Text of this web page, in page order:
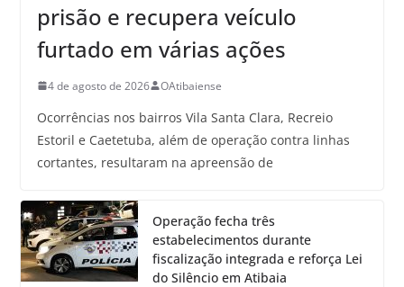
prisão e recupera veículo
furtado em várias ações
4 de agosto de 2026 OAtibaiense
Ocorrências nos bairros Vila Santa Clara, Recreio
Estoril e Caetetuba, além de operação contra linhas
cortantes, resultaram na apreensão de
Operação fecha três
estabelecimentos durante
fiscalização integrada e reforça Lei
do Silêncio em Atibaia